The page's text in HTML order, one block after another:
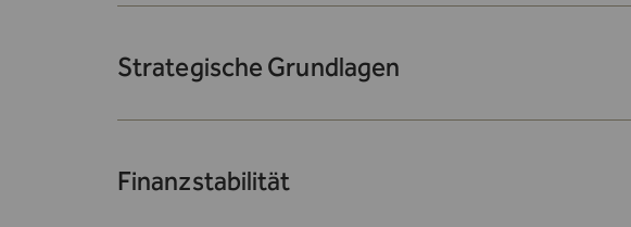
Strategische Grundlagen
Finanzstabilität